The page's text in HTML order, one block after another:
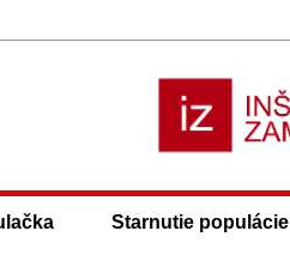
Starnutie populácie